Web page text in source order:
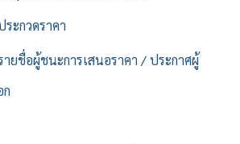
ระกวดราคา
ายชื่อผู้ชนะการเสนอราคา / ประกาศผู้
ก